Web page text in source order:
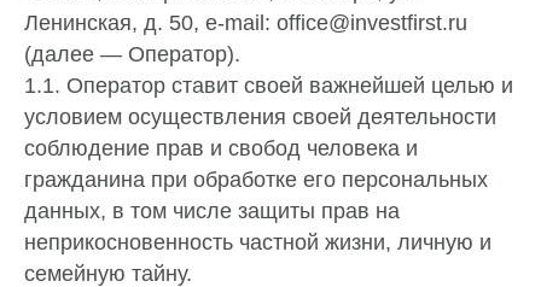
Ленинская, д. 50, e-mail: office@investfirst.ru
(далее — Оператор).
1.1. Оператор ставит своей важнейшей целью и
условием осуществления своей деятельности
соблюдение прав и свобод человека и
гражданина при обработке его персональных
данных, в том числе защиты прав на
неприкосновенность частной жизни, личную и
семейную тайну.